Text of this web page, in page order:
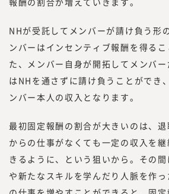
NHが受託してメンバーが請け負う形
ンバーはインセンティブ報酬を得る
た、メンバー自身が開拓してメンバ
はNHを通さずに請け負うことができ
ンバー本人の収入となります。
最初固定報酬の割合が大きいのは、
からの仕事がなくても一定の収入を
きるように、という狙いから。その
や新たなスキルを学んだり人脈を作